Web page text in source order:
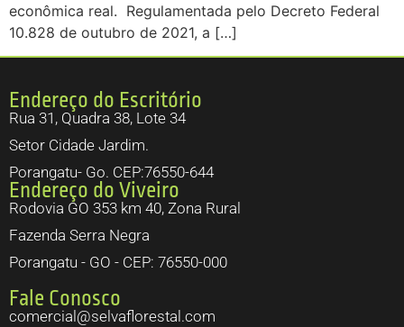
econômica real. Regulamentada pelo Decreto Federal
10.828 de outubro de 2021, a […]
Endereço do Escritório
Rua 31, Quadra 38, Lote 34
Setor Cidade Jardim.
Porangatu- Go. CEP:76550-644
Endereço do Viveiro
Rodovia GO 353 km 40, Zona Rural
Fazenda Serra Negra
Porangatu - GO - CEP: 76550-000
Fale Conosco
comercial@selvaflorestal.com